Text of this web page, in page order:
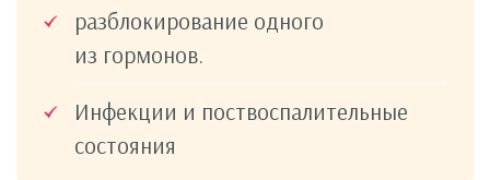
разблокирование одного
из гормонов.
Инфекции и поствоспалительные
состояния